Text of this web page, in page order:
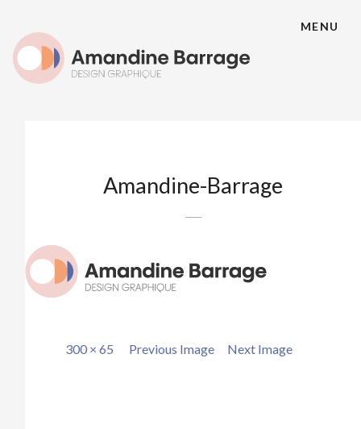
MENU
Amandine-Barrage
Full
300 × 65 Previous Image Next Image